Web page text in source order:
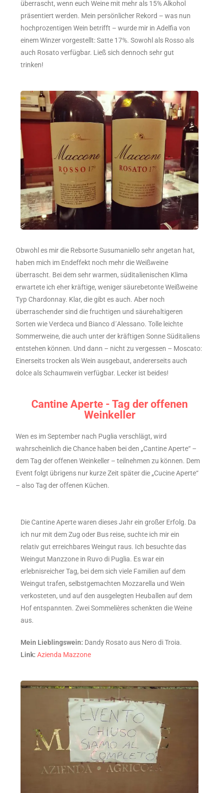
überrascht, wenn euch Weine mit mehr als 15% Alkohol
präsentiert werden. Mein persönlicher Rekord – was nun
hochprozentigen Wein betrifft – wurde mir in Adelfia von
einem Winzer vorgestellt: Satte 17%. Sowohl als Rosso als
auch Rosato verfügbar. Ließ sich dennoch sehr gut
trinken!
Obwohl es mir die Rebsorte Susumaniello sehr angetan hat,
haben mich im Endeffekt noch mehr die Weißweine
überrascht. Bei dem sehr warmen, süditalienischen Klima
erwartete ich eher kräftige, weniger säurebetonte Weißweine
Typ Chardonnay. Klar, die gibt es auch. Aber noch
überraschender sind die fruchtigen und säurehaltigeren
Sorten wie Verdeca und Bianco d´Alessano. Tolle leichte
Sommerweine, die auch unter der kräftigen Sonne Süditaliens
entstehen können. Und dann – nicht zu vergessen – Moscato:
Einerseits trocken als Wein ausgebaut, andererseits auch
dolce als Schaumwein verfügbar. Lecker ist beides!
Cantine Aperte - Tag der offenen
Weinkeller
Wen es im September nach Puglia verschlägt, wird
wahrscheinlich die Chance haben bei den „Cantine Aperte“ –
dem Tag der offenen Weinkeller – teilnehmen zu können. Dem
Event folgt übrigens nur kurze Zeit später die „Cucine Aperte“
– also Tag der offenen Küchen.
Die Cantine Aperte waren dieses Jahr ein großer Erfolg. Da
ich nur mit dem Zug oder Bus reise, suchte ich mir ein
relativ gut erreichbares Weingut raus. Ich besuchte das
Weingut Manzzone in Ruvo di Puglia. Es war ein
erlebnisreicher Tag, bei dem sich viele Familien auf dem
Weingut trafen, selbstgemachten Mozzarella und Wein
verkosteten, und auf den ausgelegten Heuballen auf dem
Hof entspannten. Zwei Sommelières schenkten die Weine
aus.
Mein Lieblingswein: Dandy Rosato aus Nero di Troia.
Link: Azienda Mazzone